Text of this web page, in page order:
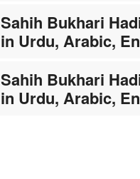
Sahih Bukhari
in Urdu, Arabic,
Sahih Bukhari
in Urdu, Arabic,